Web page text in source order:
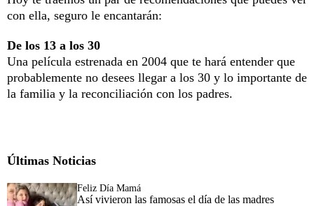
con ella, seguro le encantarán:
De los 13 a los 30
Una película estrenada en 2004 que te hará entender que
probablemente no desees llegar a los 30 y lo importante de
la familia y la reconciliación con los padres.
Últimas Noticias
Feliz Día Mamá
Así vivieron las famosas el día de las madres